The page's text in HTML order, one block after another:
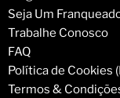
Seja Um
Trabalhe Conosco
FAQ
Política de Cookies
Termos &